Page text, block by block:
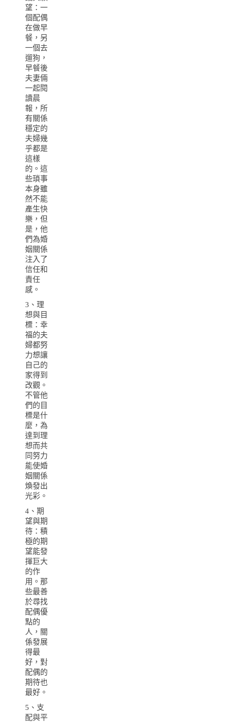
望：一
個配偶
在做早
餐，另
一個去
遛狗，
早餐後
夫妻倆
一起閱
讀晨
報，所
有關係
穩定的
夫婦幾
乎都是
這樣
的。這
些瑣事
本身雖
然不能
產生快
樂，但
是，他
們為婚
姻關係
注入了
信任和
責任
感。
3、理
想與目
標：幸
福的夫
婦都努
力想讓
自己的
家得到
改觀。
不管他
們的目
標是什
麼，為
達到理
想而共
同努力
能使婚
姻關係
煥發出
光彩。
4、期
望與期
待：積
極的期
望能發
揮巨大
的作
用。那
些最善
於尋找
配偶優
點的
人，關
係發展
得最
好，對
配偶的
期待也
最好。
5、支
配與平